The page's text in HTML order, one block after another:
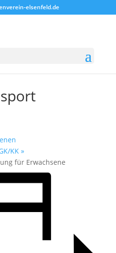
elsenfeld.de
KK »
für Erwachsene